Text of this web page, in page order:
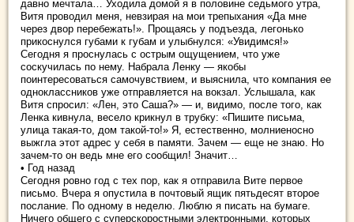
давно мечтала… Уходила домой я в половине седьмого утра,
Витя проводил меня, невзирая на мои трепыхания «Да мне
через двор перебежать!». Прощаясь у подъезда, легонько
прикоснулся губами к губам и улыбнулся: «Увидимся!»
Сегодня я проснулась с острым ощущением, что уже
соскучилась по нему. Набрала Ленку — якобы
поинтересоваться самочувствием, и выяснила, что компания ее
одноклассников уже отправляется на вокзал. Услышала, как
Витя спросил: «Лен, это Саша?» — и, видимо, после того, как
Ленка кивнула, весело крикнул в трубку: «Пишите письма,
улица такая-то, дом такой-то!» Я, естественно, молниеносно
выжгла этот адрес у себя в памяти. Зачем — еще не знаю. Но
зачем-то он ведь мне его сообщил! Значит…
• Год назад
Сегодня ровно год с тех пор, как я отправила Вите первое
письмо. Вчера я опустила в почтовый ящик пятьдесят второе
послание. По одному в неделю. Люблю я писать на бумаге.
Ничего общего с суперскоростными электронными, которых